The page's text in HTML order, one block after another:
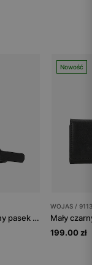
Elegancki czarny pasek damski ze skóry licowej
Nowość
WOJAS /
199.00 zł